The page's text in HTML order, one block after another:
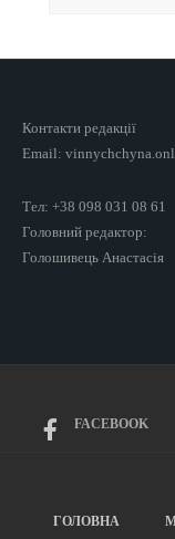
Контакти редакції
Email:
Тел: +38 098 031 08 61
Головний редактор:
Голошивець Анастасія
FACEBOOK
ГОЛОВНА